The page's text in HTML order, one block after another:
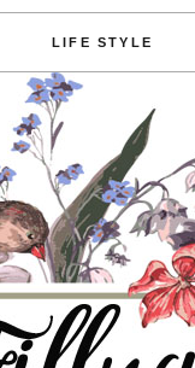
LIFE STYLE